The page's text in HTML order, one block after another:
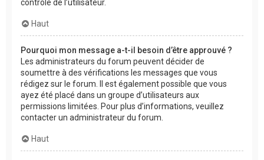
contrôle de l’utilisateur.
Haut
Pourquoi mon message a-t-il besoin d’être approuvé ?
Les administrateurs du forum peuvent décider de
soumettre à des vérifications les messages que vous
rédigez sur le forum. Il est également possible que vous
ayez été placé dans un groupe d’utilisateurs aux
permissions limitées. Pour plus d’informations, veuillez
contacter un administrateur du forum.
Haut